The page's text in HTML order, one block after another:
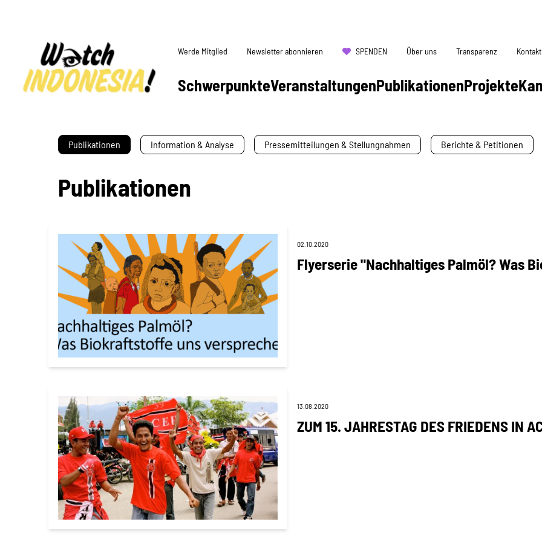
SchwerpunkteVeranstaltungenPublikationenProjekte
Werde Mitglied Newsletter abonnieren SPENDEN Über uns Transparenz Kontakt
Publikationen Information & Analyse Pressemitteilungen & Stellungnahmen Berichte & Petitionen
Publikationen
02.10.2020
Flyerserie "Nachhaltiges Palmöl? Was
13.08.2020
ZUM 15. JAHRESTAG DES FRIEDENS IN